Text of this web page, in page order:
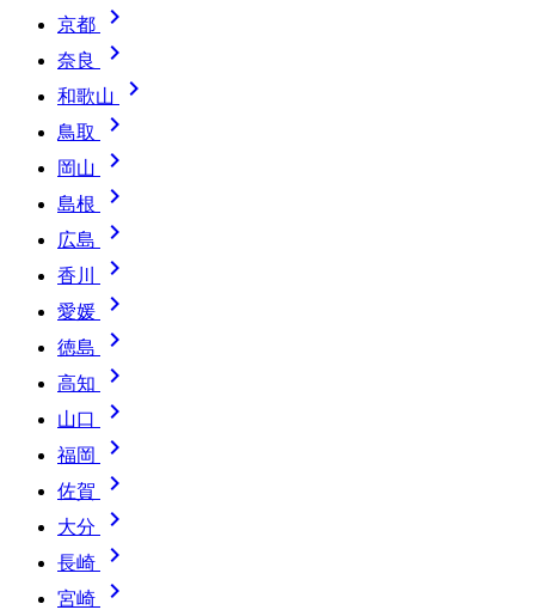
京都 
奈良 
和歌山 
鳥取 
岡山 
島根 
広島 
香川 
愛媛 
徳島 
高知 
山口 
福岡 
佐賀 
大分 
長崎 
宮崎 